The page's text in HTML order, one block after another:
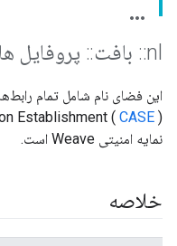
nl
:: بافت:: پروفایل ها
Establishment ( CASE
نمایه امنیتی Weave است.
خلاصه